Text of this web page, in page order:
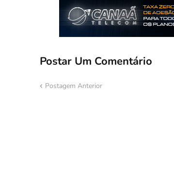
Postar Um Comentário
Postagem Anterior